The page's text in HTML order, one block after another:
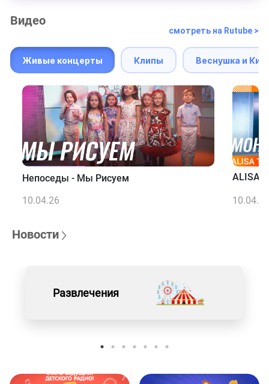
Видео
смотреть на Rutube >
Живые концерты Клипы Веснушка и
Непоседы - Мы Рисуем
10.04.26
ALISA
10.04.26
Новости
Развлечения